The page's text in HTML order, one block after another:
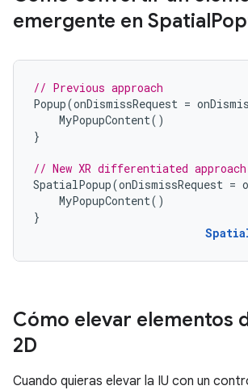
emergente en Spatial
// Previous approach
Popup(onDismissRequest =
MyPopupContent()
}
// New XR differentiated approach
SpatialPopup(onDismissRequest =
MyPopupContent()
}
Cómo elevar elementos
2D
Cuando quieras elevar la IU con un